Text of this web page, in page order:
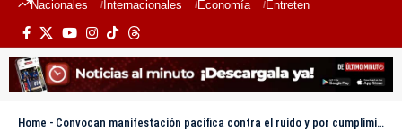
Nacionales Internacionales Economía Entretenimiento
Home - Convocan manifestación pacífica contra el ruido y por cumplimiento de ley